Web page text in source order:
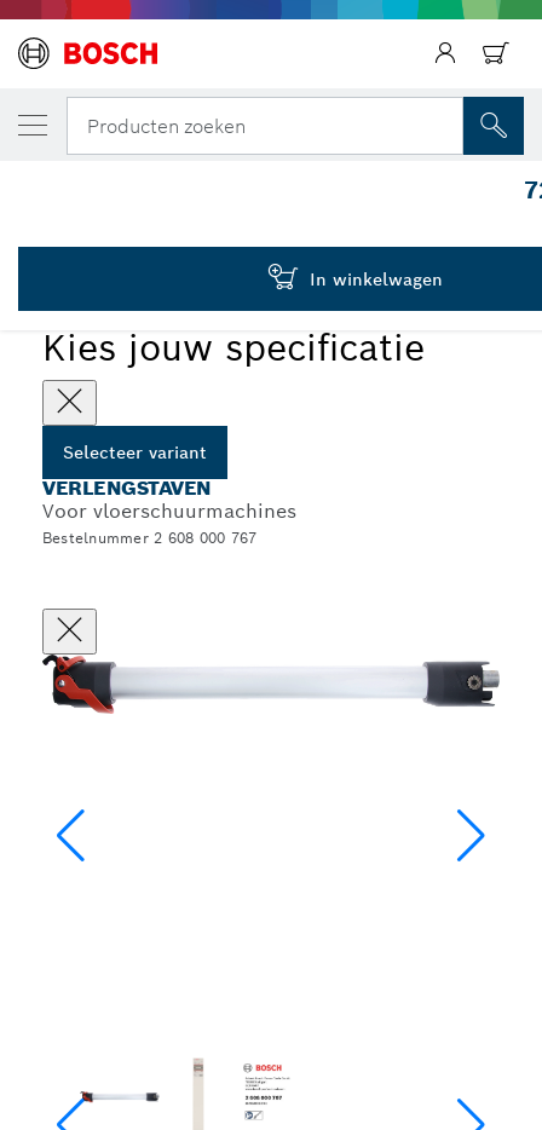
Producten zoeken
Kies jouw specificatie
Selecteer variant
VERLENGSTAVEN
Voor vloerschuurmachines
Bestelnummer 2 608 000 767
JOUW GESELECTEERDE VARIANT
Verlengbuis 600 mm
2 608 000 767
In winkelwagen